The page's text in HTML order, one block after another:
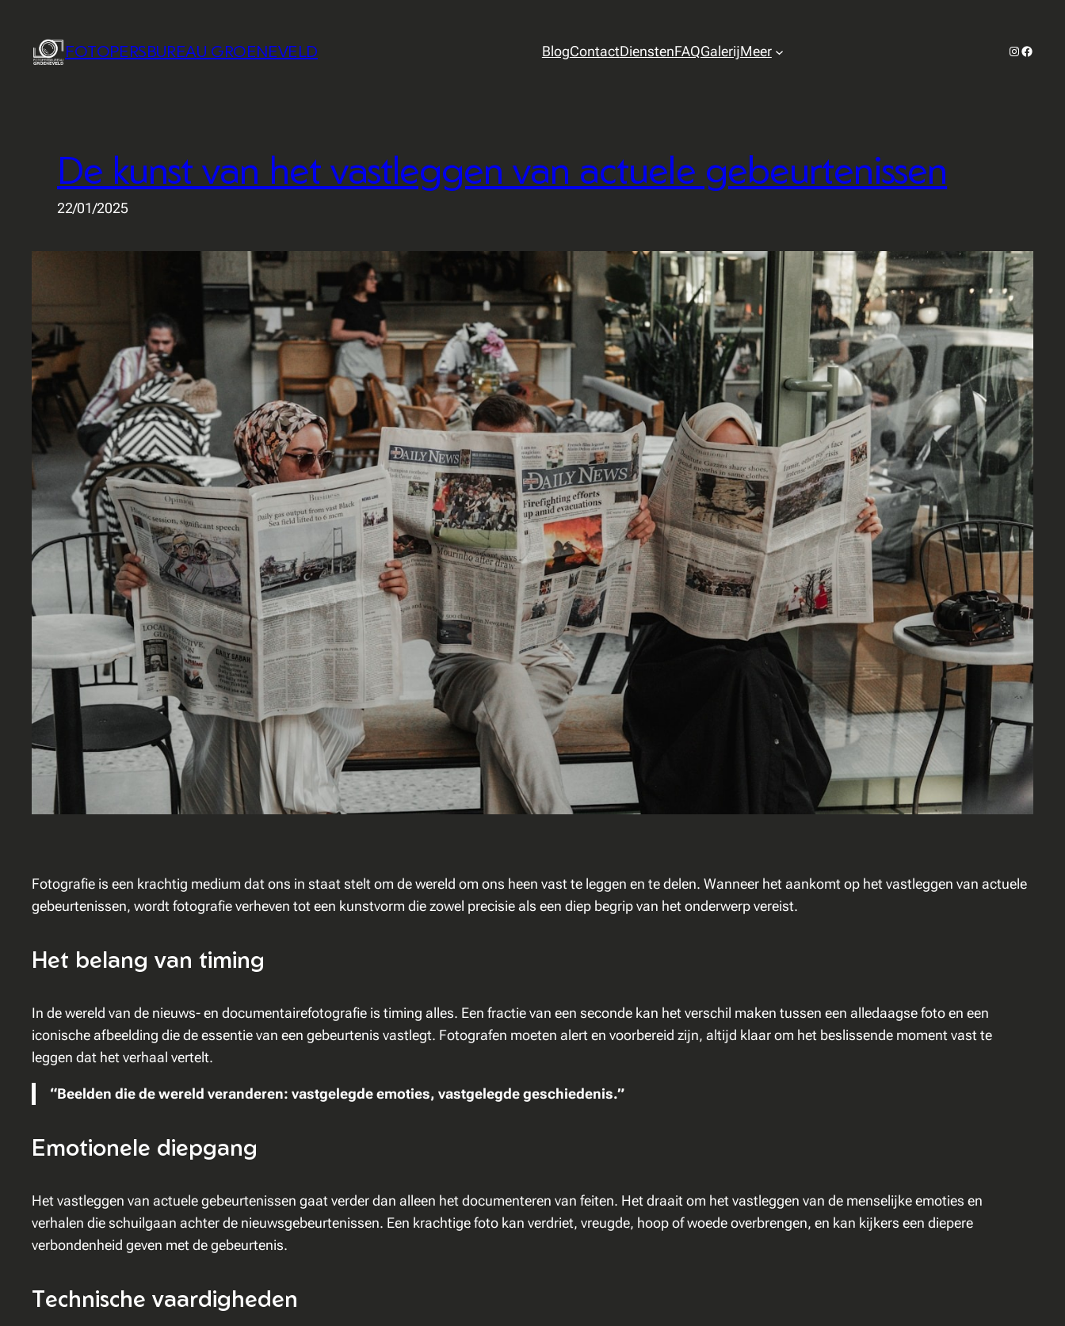
FOTOPERSBUREAU GROENEVELD BlogContactDienstenFAQGalerijMeer Instagram
De kunst van het vastleggen van actuele gebeurtenissen
22/01/2025
Fotografie is een krachtig medium dat ons in staat stelt om de wereld om ons heen vast te leggen en te delen. Wanneer het aankomt op het vastleggen van actuele
gebeurtenissen, wordt fotografie verheven tot een kunstvorm die zowel precisie als een diep begrip van het onderwerp vereist.
Het belang van timing
In de wereld van de nieuws- en documentairefotografie is timing alles. Een fractie van een seconde kan het verschil maken tussen een alledaagse foto en een
iconische afbeelding die de essentie van een gebeurtenis vastlegt. Fotografen moeten alert en voorbereid zijn, altijd klaar om het beslissende moment vast te
leggen dat het verhaal vertelt.
“Beelden die de wereld veranderen: vastgelegde emoties, vastgelegde geschiedenis.”
Emotionele diepgang
Het vastleggen van actuele gebeurtenissen gaat verder dan alleen het documenteren van feiten. Het draait om het vastleggen van de menselijke emoties en
verhalen die schuilgaan achter de nieuwsgebeurtenissen. Een krachtige foto kan verdriet, vreugde, hoop of woede overbrengen, en kan kijkers een diepere
verbondenheid geven met de gebeurtenis.
Technische vaardigheden